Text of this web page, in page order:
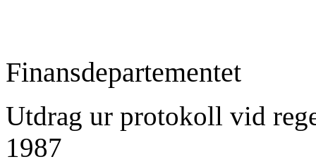
Finansdepartementet
Utdrag ur protokoll vid
1987